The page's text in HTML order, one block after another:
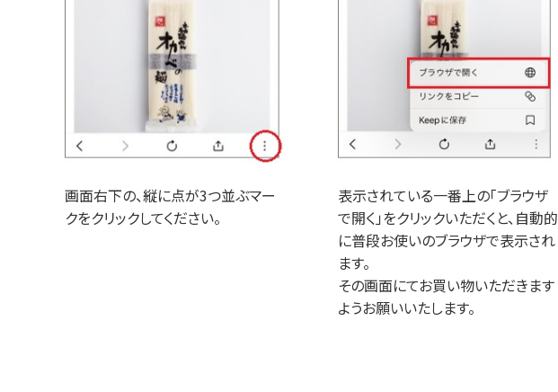
画面右下の、縦に点が3つ並ぶマー
クをクリックしてください。
表示されている一番上の「ブラウザ
で開く」をクリックいただくと、自動的
に普段お使いのブラウザで表示され
ます。
その画面にてお買い物いただきます
ようお願いいたします。